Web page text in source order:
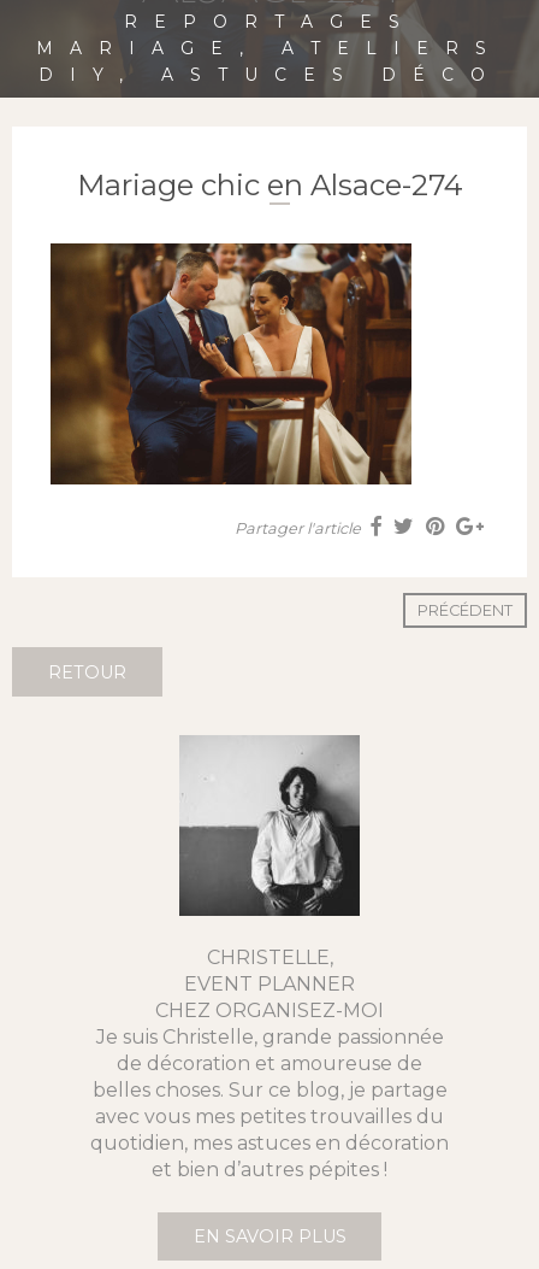
REPORTAGES
MARIAGE, ATELIERS
DIY, ASTUCES DÉCO
Mariage chic en Alsace-274
Partager l'article
PRÉCÉDENT
RETOUR
CHRISTELLE,
EVENT PLANNER
CHEZ ORGANISEZ-MOI
Je suis Christelle, grande passionnée
de décoration et amoureuse de
belles choses. Sur ce blog, je partage
avec vous mes petites trouvailles du
quotidien, mes astuces en décoration
et bien d’autres pépites !
EN SAVOIR PLUS